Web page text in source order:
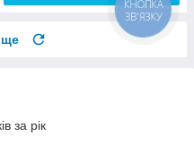
ще
за рік
КНОПКА
ЗВ'ЯЗКУ